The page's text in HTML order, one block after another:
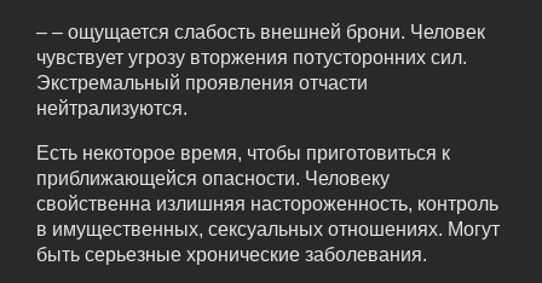
– – ощущается слабость внешней брони. Человек
чувствует угрозу вторжения потусторонних сил.
Экстремальный проявления отчасти
нейтрализуются.
Есть некоторое время, чтобы приготовиться к
приближающейся опасности. Человеку
свойственна излишняя настороженность, контроль
в имущественных, сексуальных отношениях. Могут
быть серьезные хронические заболевания.